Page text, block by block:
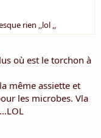
rien ,,lol ,,
où est le torchon à
même assiette et
les microbes. Vla